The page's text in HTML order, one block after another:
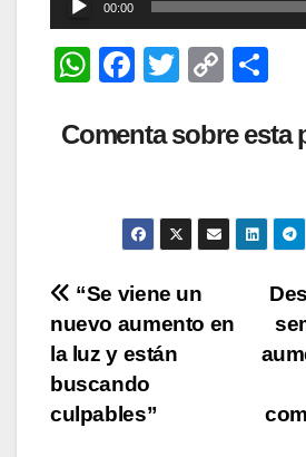
de
audio
00:00
W
at
p
F
c
b
o
k
T
tt
C
p
Li
n
m
ar
tir
Comenta sobre esta
Navegación
de
entradas
“Se viene un
nuevo aumento en
la luz y están
buscando
culpables”